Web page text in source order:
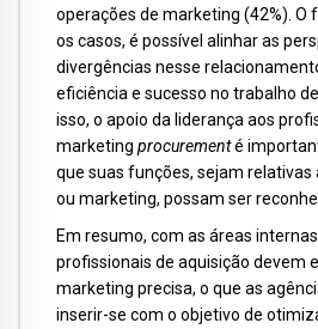
operações de marketing (42%). O
os casos, é possível alinhar as
divergências nesse
eficiência e sucesso no trabalho
isso, o apoio da liderança aos
marketing procurementé
que suas funções, sejam relativas
ou marketing, possam ser
Em resumo, com as áreas
profissionais de aquisição devem
marketing precisa, o que as
inserir-se com o objetivo de